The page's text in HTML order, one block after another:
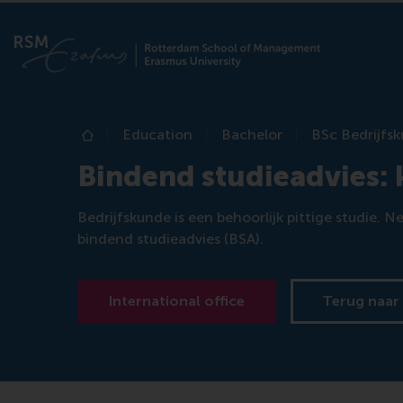
Home
Education Bachelor BSc
Bindend studieadvies:
Bedrijfskunde is een behoorlijk pittige studie.
bindend studieadvies (BSA).
International office Terug